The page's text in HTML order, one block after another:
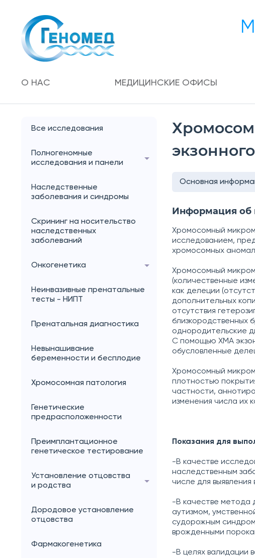
О НАС МЕДИЦИНСКИЕ ОФИСЫ
Все исследования
Полногеномные
исследования и панели
Наследственные
заболевания и синдромы
Скрининг на носительство
наследственных
заболеваний
Онкогенетика
Неинвазивные пренатальные
тесты - НИПТ
Пренатальная диагностика
Невынашивание
беременности и бесплодие
Хромосомная патология
Генетические
предрасположенности
Преимплантационное
генетическое тестирование
Установление отцовства
и родства
Дородовое установление
отцовства
Фармакогенетика
Основная
Информация об
Хромосомный
исследованием,
хромосомных
Хромосомный
(количественные
как делеции
дополнительных
отсутствия
близкородственных
однородительские
С помощью ХМА
обусловленные
Хромосомный
плотностью
частности,
изменения числа их
Показания для
-В качестве
наследственным
числе для
-В качестве метода
аутизмом,
судорожным
врожденными
-В целях валидации